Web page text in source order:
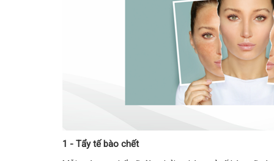
1 - Tẩy tế bào chết